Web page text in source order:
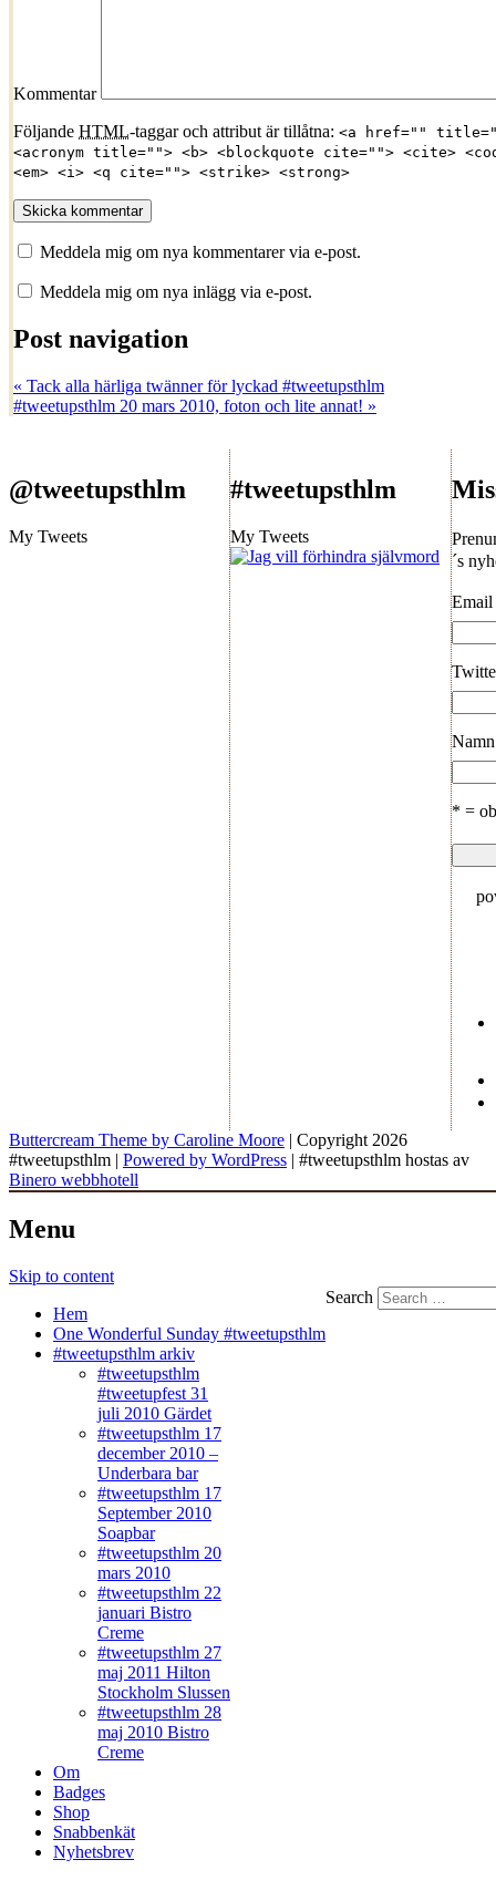
Kommentar
Följande HTML-taggar och attribut är tillåtna: <a href=""
<acronym title=""> <b> <blockquote cite=""> <cite>
<em> <i> <q cite=""> <strike> <strong>
Meddela mig om nya kommentarer via e-post.
Meddela mig om nya inlägg via e-post.
Post navigation
« Tack alla härliga twänner för lyckad #tweetupsthlm
#tweetupsthlm 20 mars 2010, foton och lite annat! »
@tweetupsthlm
My Tweets
#tweetupsthlm
My Tweets
´s
Email
Namn
* =
Buttercream Theme by Caroline Moore | Copyright 2026
#tweetupsthlm | Powered by WordPress | #tweetupsthlm hostas av
Binero webbhotell
Menu
Skip to content
Hem
One Wonderful Sunday #tweetupsthlm
#tweetupsthlm arkiv
#tweetupsthlm
#tweetupfest 31
juli 2010 Gärdet
#tweetupsthlm 17
december 2010 –
Underbara bar
#tweetupsthlm 17
September 2010
Soapbar
#tweetupsthlm 20
mars 2010
#tweetupsthlm 22
januari Bistro
Creme
#tweetupsthlm 27
maj 2011 Hilton
Stockholm Slussen
#tweetupsthlm 28
maj 2010 Bistro
Creme
Om
Badges
Shop
Snabbenkät
Nyhetsbrev
Search